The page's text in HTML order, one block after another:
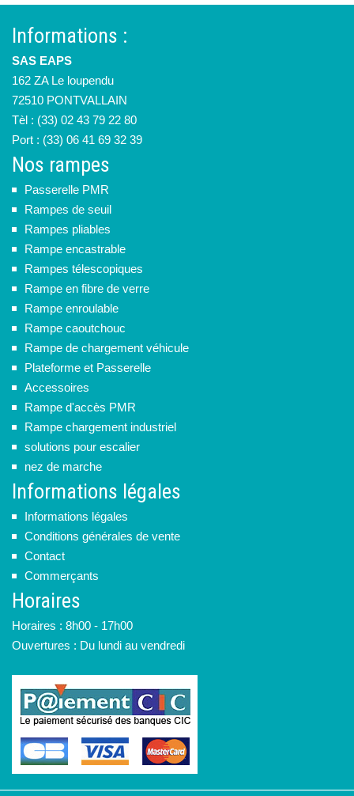
Informations :
SAS EAPS
162 ZA Le loupendu
72510 PONTVALLAIN
Tèl : (33) 02 43 79 22 80
Port : (33) 06 41 69 32 39
Nos rampes
Passerelle PMR
Rampes de seuil
Rampes pliables
Rampe encastrable
Rampes télescopiques
Rampe en fibre de verre
Rampe enroulable
Rampe caoutchouc
Rampe de chargement véhicule
Plateforme et Passerelle
Accessoires
Rampe d'accès PMR
Rampe chargement industriel
solutions pour escalier
nez de marche
Informations légales
Informations légales
Conditions générales de vente
Contact
Commerçants
Horaires
Horaires : 8h00 - 17h00
Ouvertures : Du lundi au vendredi